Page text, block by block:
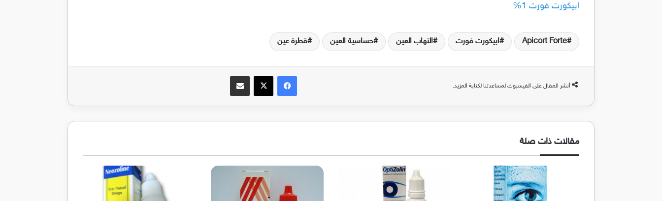
ابيكورت فورت 1%
Apicort Forte ابيكورت فورت التهاب العين حساسية العين قطرة عين
أنشر المقال على الفيسبوك لمساعدتنا لكتابة المزيد.
فيسبوك
مقالات ذات صلة